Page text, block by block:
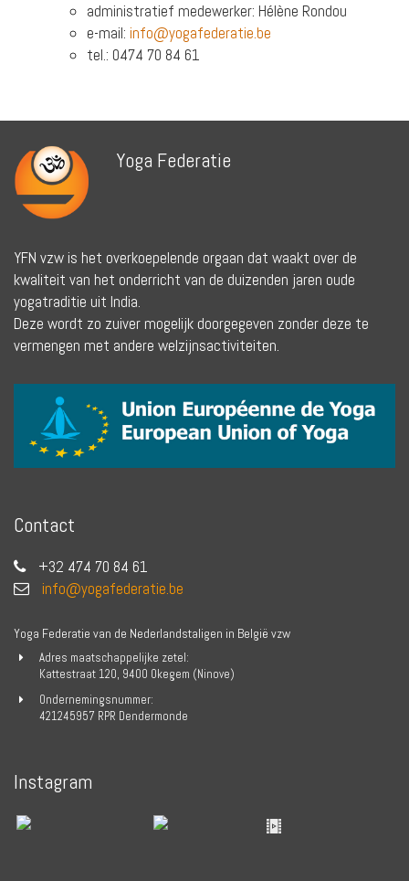
administratief medewerker: Hélène Rondou
e-mail: info@yogafederatie.be
tel.: 0474 70 84 61
Yoga Federatie
YFN vzw is het overkoepelende orgaan dat waakt over de
kwaliteit van het onderricht van de duizenden jaren oude
yogatraditie uit India.
Deze wordt zo zuiver mogelijk doorgegeven zonder deze te
vermengen met andere welzijnsactiviteiten.
Contact
+32 474 70 84 61
info@yogafederatie.be
Yoga Federatie van de Nederlandstaligen in België vzw
Adres maatschappelijke zetel:
Kattestraat 120, 9400 Okegem (Ninove)
Ondernemingsnummer:
421245957 RPR Dendermonde
Instagram